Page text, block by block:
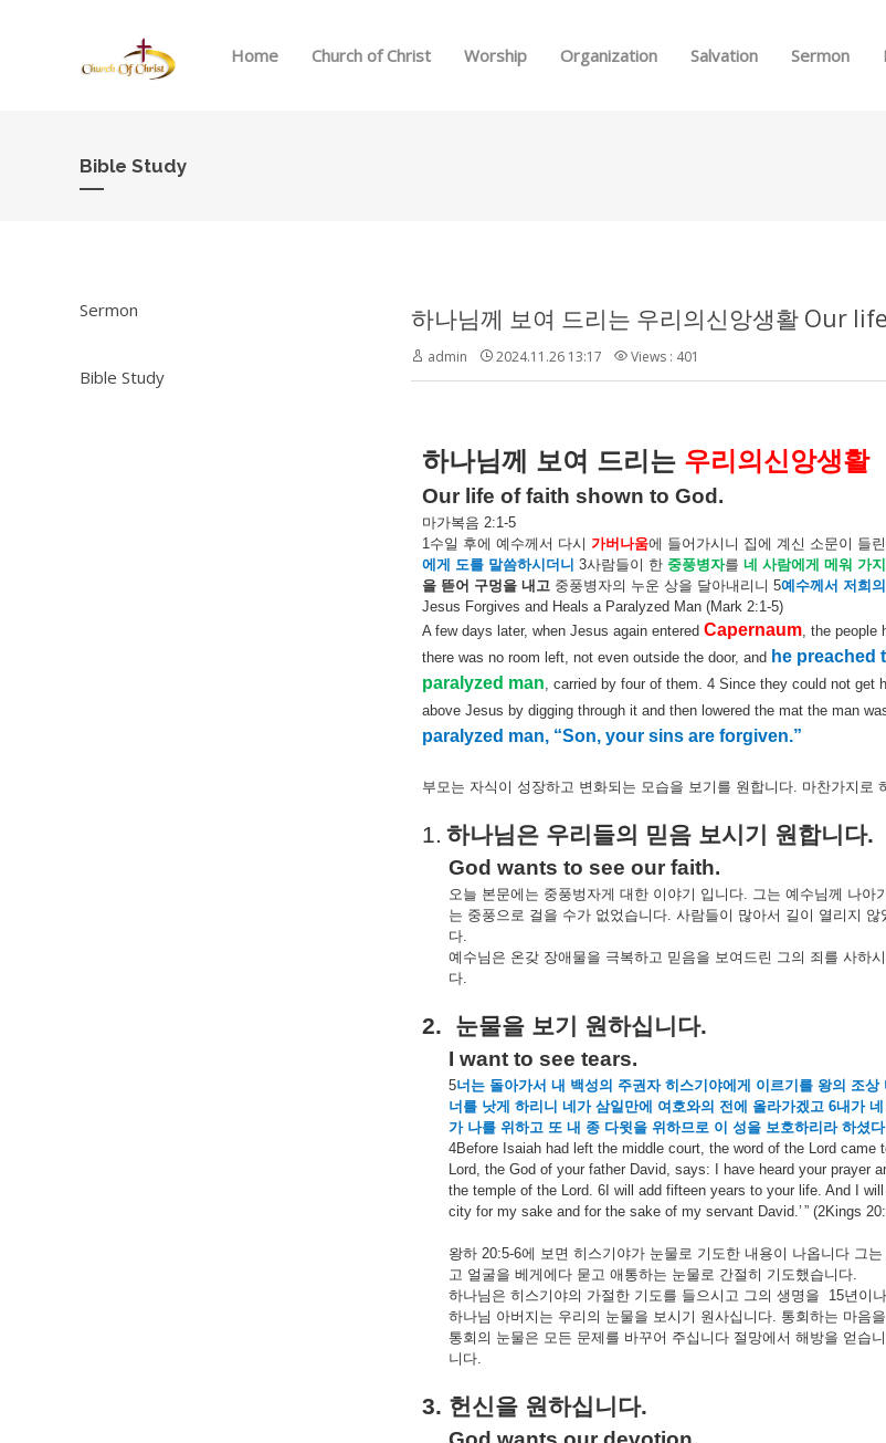
Home Church of Christ Worship Organization Salvation Sermon
Bible Study
Sermon
Bible Study
하나님께 보여 드리는 우리의신앙생활 Our
admin 2024.11.26 13:17 Views : 401
하나님께 보여 드리는 우리의 신앙생활
Our life of faith shown to God.
마가복음 2:1-5
1수일 후에 예수께서 다시 가버나움에 들어가시니 집에 계신 소문이 들
에게 도를 말씀하시더니 3사람들이 한 중풍병자를 네 사람에게 메워 가
을 뜯어 구멍을 내고 중풍병자의 누운 상을 달아내리니 5예수께서 저희의
Jesus Forgives and Heals a Paralyzed Man (Mark 2:1-5)
A few days later, when Jesus again entered Capernaum, the people
there was no room left, not even outside the door, and he preached
paralyzed man, carried by four of them. 4 Since they could not get
above Jesus by digging through it and then lowered the mat the man
paralyzed man, “Son, your sins are forgiven.”
부모는 자식이 성장하고 변화되는 모습을 보기를 원합니다. 마찬가지로
1. 하나님은 우리들의 믿음 보시기 원합니다.
God wants to see our faith.
오늘 본문에는 중풍벙자게 대한 이야기 입니다. 그는 예수님께 나아
는 중풍으로 걸을 수가 없었습니다. 사람들이 많아서 길이 열리지 않
다.
예수님은 온갖 장애물을 극복하고 믿음을 보여드린 그의 죄를 사하
다.
2. 눈물을 보기 원하십니다.
I want to see tears.
5너는 돌아가서 내 백성의 주권자 히스기야에게 이르기를 왕의 조상
너를 낫게 하리니 네가 삼일만에 여호와의 전에 올라가겠고 6내가 네
가 나를 위하고 또 내 종 다윗을 위하므로 이 성을 보호하리라 하셨다
4Before Isaiah had left the middle court, the word of the Lord
Lord, the God of your father David, says: I have heard your prayer
the temple of the Lord. 6I will add fifteen years to your life. And I
city for my sake and for the sake of my servant David.’ ” (2Kings
왕하 20:5-6에 보면 히스기야가 눈물로 기도한 내용이 나옵니다 그는
고 얼굴을 베게에다 묻고 애통하는 눈물로 간절히 기도했습니다.
하나님은 히스기야의 가절한 기도를 들으시고 그의 생명을 15년이나
하나님 아버지는 우리의 눈물을 보시기 원사십니다. 통회하는 마음을
통회의 눈물은 모든 문제를 바꾸어 주십니다 절망에서 해방을 얻습
니다.
3. 헌신을 원하십니다.